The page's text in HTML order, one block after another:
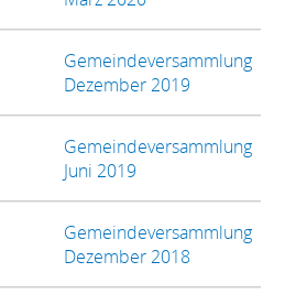
Gemeindeversammlung
Dezember 2019
Gemeindeversammlung
Juni 2019
Gemeindeversammlung
Dezember 2018